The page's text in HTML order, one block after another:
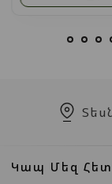
Կապ Մեզ Հետ